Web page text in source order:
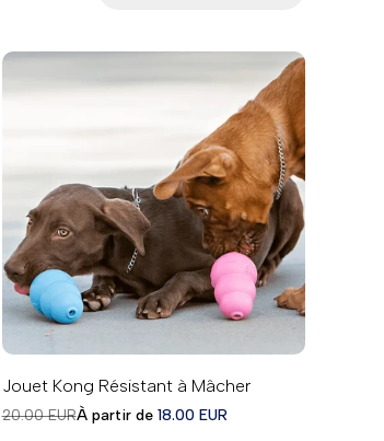
L (13 - 30 KG)
Jouet Kong Résistant à Mâcher
Prix
20.00 EURPrix
en
À partir de 18.00 EUR